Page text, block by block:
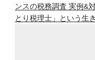
ンスの税務調査 実例&
とり税理士」という生